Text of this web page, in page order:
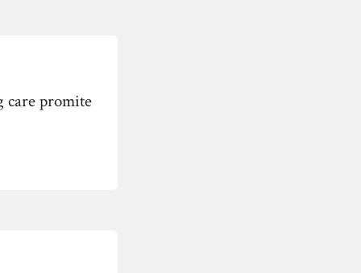
care promite